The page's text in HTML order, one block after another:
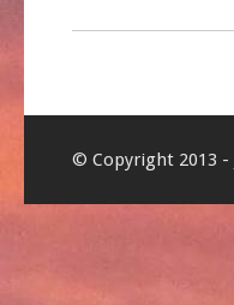
© Copyright 2013 -